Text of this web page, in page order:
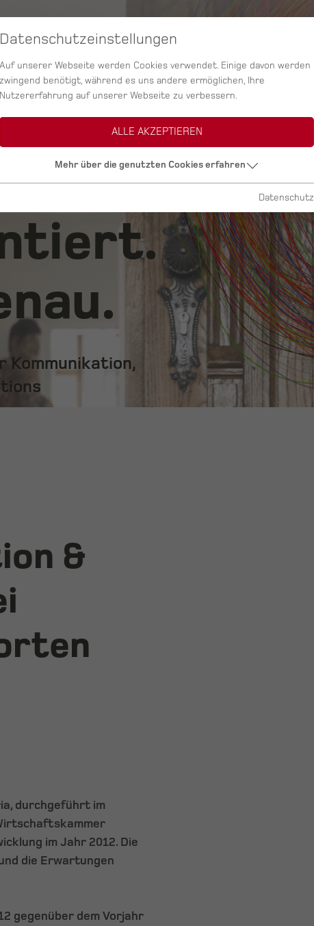
SERVICES AGENTUR
&
durchgeführt im
im Jahr 2012. Die
die Erwartungen
gegenüber dem Vorjahr
Datenschutzeinstellungen
Auf unserer Webseite werden Cookies verwendet. Einige davon werden
zwingend benötigt, während es uns andere ermöglichen, Ihre
Nutzererfahrung auf unserer Webseite zu verbessern.
ALLE AKZEPTIEREN
Mehr über die genutzten Cookies erfahren
Datenschutz